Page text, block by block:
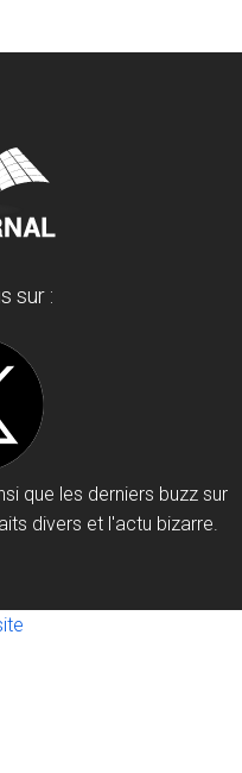
sur :
que les derniers buzz sur
divers et l'actu bizarre.